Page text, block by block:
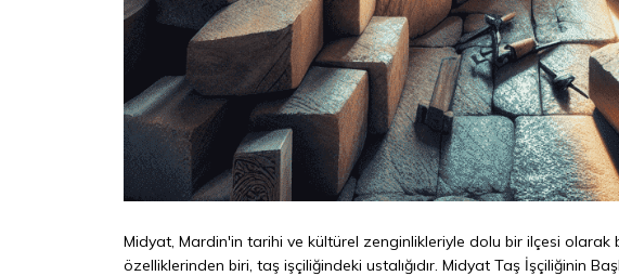
Midyat, Mardin'in tarihi ve kültürel zenginlikleriyle dolu bir ilçesi olarak
özelliklerinden biri, taş işçiliğindeki ustalığıdır. Midyat Taş İşçiliğinin